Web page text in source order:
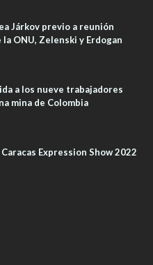
Járkov previo a reunión
ONU, Zelenski y Erdogan
a los nueve trabajadores
mina de Colombia
Expression Show 2022